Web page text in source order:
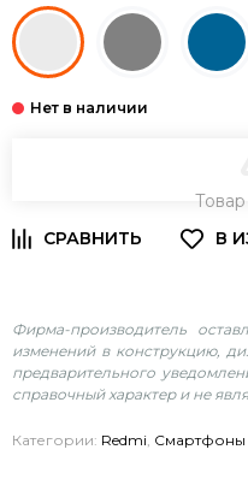
Фирма-производитель
изменений в конструкцию,
предварительного
справочный характер и не
Категории: Redmi, Смартфоны